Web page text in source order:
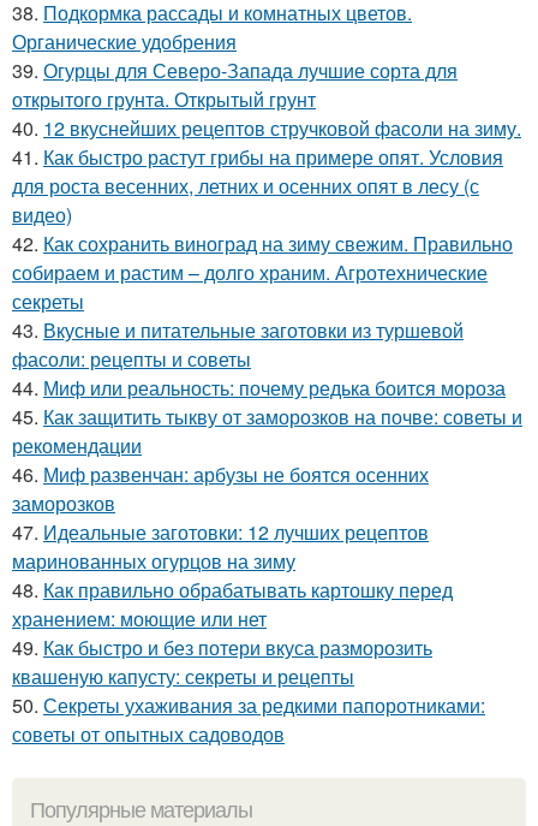
38. Подкормка рассады и комнатных цветов.
Органические удобрения
39. Огурцы для Северо-Запада лучшие сорта для
открытого грунта. Открытый грунт
40. 12 вкуснейших рецептов стручковой фасоли на зиму.
41. Как быстро растут грибы на примере опят. Условия
для роста весенних, летних и осенних опят в лесу (с
видео)
42. Как сохранить виноград на зиму свежим. Правильно
собираем и растим – долго храним. Агротехнические
секреты
43. Вкусные и питательные заготовки из туршевой
фасоли: рецепты и советы
44. Миф или реальность: почему редька боится мороза
45. Как защитить тыкву от заморозков на почве: советы и
рекомендации
46. Миф развенчан: арбузы не боятся осенних
заморозков
47. Идеальные заготовки: 12 лучших рецептов
маринованных огурцов на зиму
48. Как правильно обрабатывать картошку перед
хранением: моющие или нет
49. Как быстро и без потери вкуса разморозить
квашеную капусту: секреты и рецепты
50. Секреты ухаживания за редкими папоротниками:
советы от опытных садоводов
Популярные материалы